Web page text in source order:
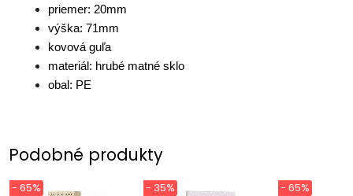
priemer: 20mm
výška: 71mm
kovová guľa
materiál: hrubé matné sklo
obal: PE
Podobné produkty
- 65% - 35% - 65%